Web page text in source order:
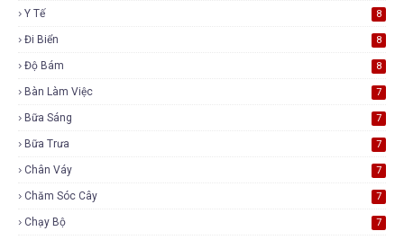
Y Tế 8
Đi Biển 8
Độ Bám 8
Bàn Làm Việc 7
Bữa Sáng 7
Bữa Trưa 7
Chân Váy 7
Chăm Sóc Cây 7
Chạy Bộ 7